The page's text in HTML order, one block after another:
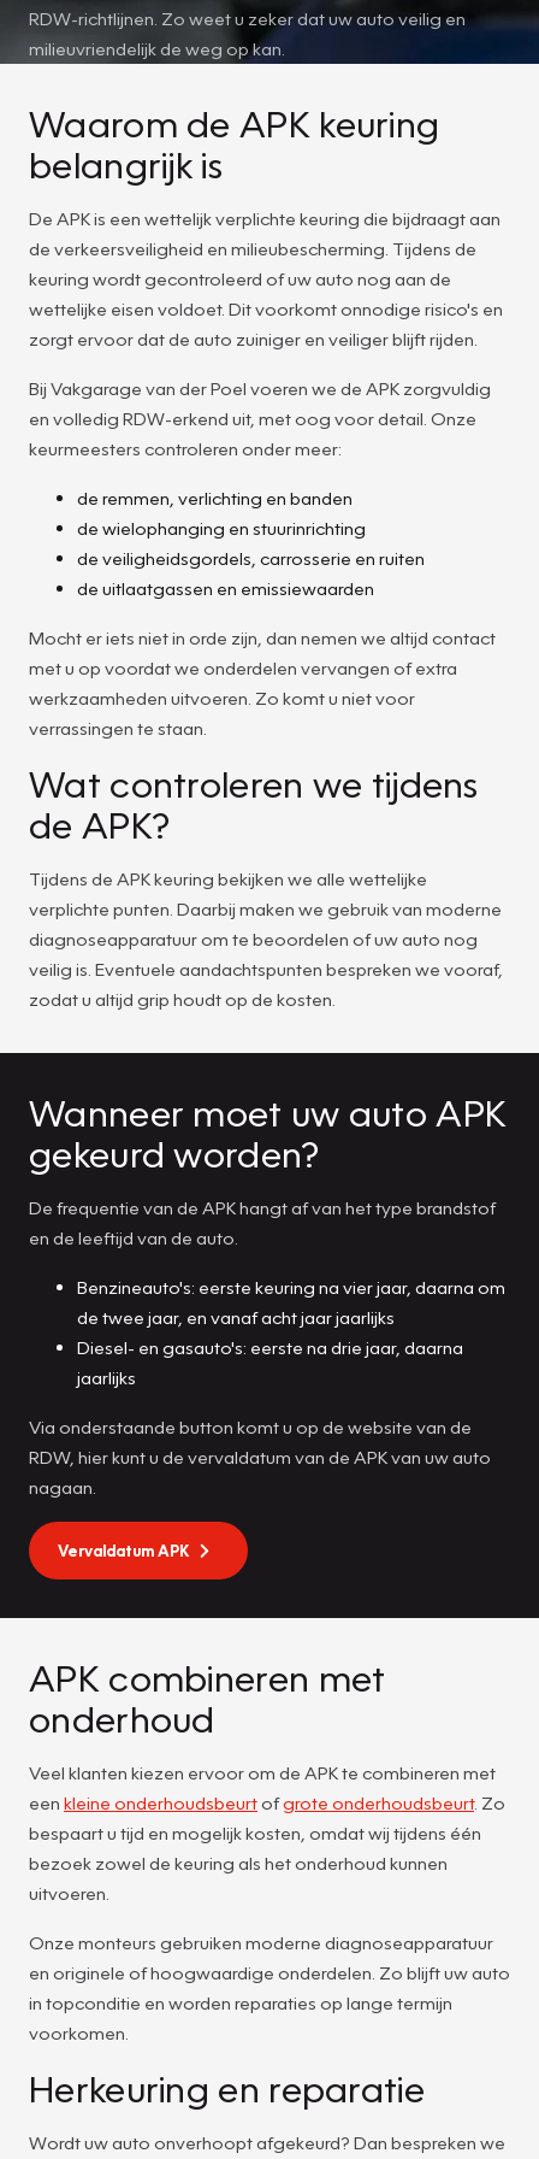
RDW-richtlijnen. Zo weet u zeker dat uw auto veilig en
milieuvriendelijk de weg op kan.
Waarom de APK keuring
belangrijk is
De APK is een wettelijk verplichte keuring die bijdraagt aan
de verkeersveiligheid en milieubescherming. Tijdens de
keuring wordt gecontroleerd of uw auto nog aan de
wettelijke eisen voldoet. Dit voorkomt onnodige risico's en
zorgt ervoor dat de auto zuiniger en veiliger blijft rijden.
Bij Vakgarage van der Poel voeren we de APK zorgvuldig
en volledig RDW-erkend uit, met oog voor detail. Onze
keurmeesters controleren onder meer:
de remmen, verlichting en banden
de wielophanging en stuurinrichting
de veiligheidsgordels, carrosserie en ruiten
de uitlaatgassen en emissiewaarden
Mocht er iets niet in orde zijn, dan nemen we altijd contact
met u op voordat we onderdelen vervangen of extra
werkzaamheden uitvoeren. Zo komt u niet voor
verrassingen te staan.
Wat controleren we tijdens
de APK?
Tijdens de APK keuring bekijken we alle wettelijke
verplichte punten. Daarbij maken we gebruik van moderne
diagnoseapparatuur om te beoordelen of uw auto nog
veilig is. Eventuele aandachtspunten bespreken we vooraf,
zodat u altijd grip houdt op de kosten.
Wanneer moet uw auto APK
gekeurd worden?
De frequentie van de APK hangt af van het type brandstof
en de leeftijd van de auto.
Benzineauto's: eerste keuring na vier jaar, daarna om
de twee jaar, en vanaf acht jaar jaarlijks
Diesel- en gasauto's: eerste na drie jaar, daarna
jaarlijks
Via onderstaande button komt u op de website van de
RDW, hier kunt u de vervaldatum van de APK van uw auto
nagaan.
Vervaldatum APK
APK combineren met
onderhoud
Veel klanten kiezen ervoor om de APK te combineren met
een kleine onderhoudsbeurtofgrote onderhoudsbeurt. Zo
bespaart u tijd en mogelijk kosten, omdat wij tijdens één
bezoek zowel de keuring als het onderhoud kunnen
uitvoeren.
Onze monteurs gebruiken moderne diagnoseapparatuur
en originele of hoogwaardige onderdelen. Zo blijft uw auto
in topconditie en worden reparaties op lange termijn
voorkomen.
Herkeuring en reparatie
Wordt uw auto onverhoopt afgekeurd? Dan bespreken we